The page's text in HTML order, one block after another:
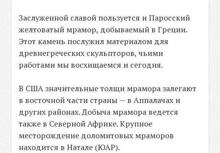
Заслуженной славой пользуется и Паросский
желтоватый мрамор, добываемый в Греции.
Этот камень послужил материалом для
древнегреческих скульпторов, чьими
работами мы восхищаемся и сегодня.
В США значительные толщи мрамора залегают
в восточной части страны — в Аппалачах и
других районах. Добыча мрамора ведется
также в Северной Африке. Крупное
месторождение доломитовых мраморов
находится в Натале (ЮАР).